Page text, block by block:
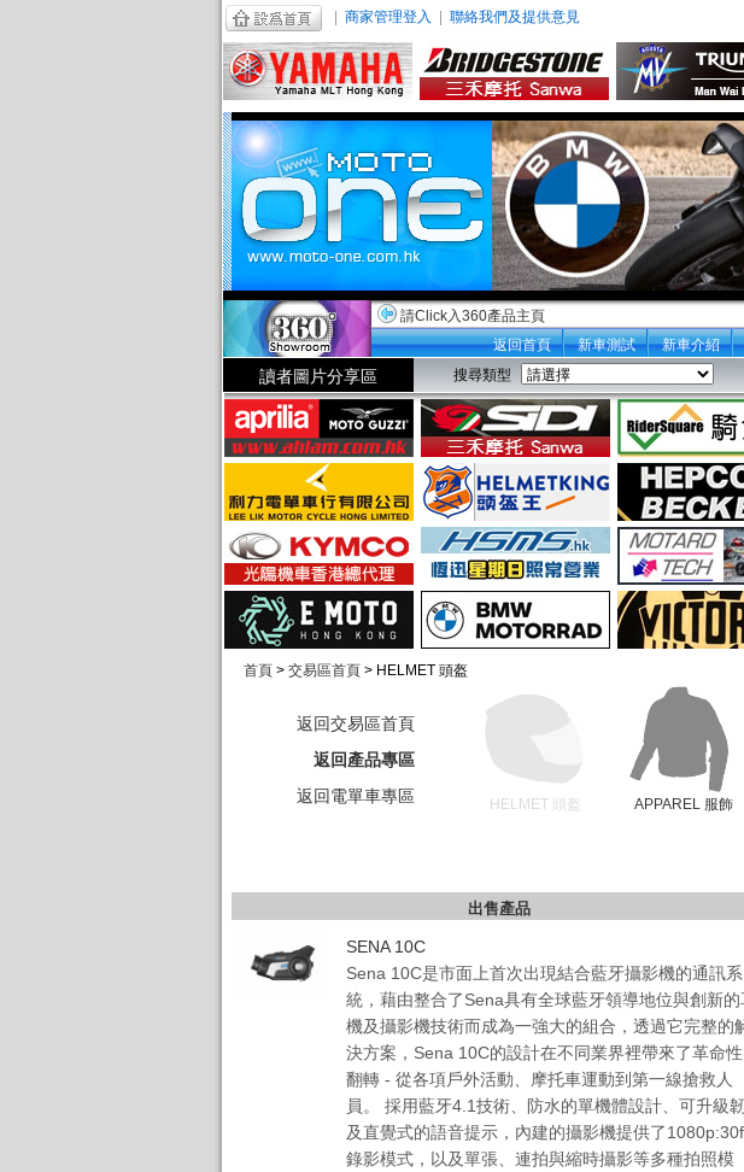
商家管理登入 聯絡我們及提供意見
請Click入360產品主頁
返回首頁
新車測試 新車介紹
讀者圖片分享區 搜尋類型
首頁 > 交易區首頁 > HELMET 頭盔
返回交易區首頁
返回產品專區
返回電單車專區
HELMET 頭盔 APPAREL 服飾
出售產品
SENA 10C
Sena 10C是市面上首次出現結合藍牙攝影機的通訊系
統，藉由整合了Sena具有全球藍牙領導地位與創新的
機及攝影機技術而成為一強大的組合，透過它完整的
決方案，Sena 10C的設計在不同業界裡帶來了革命
翻轉 - 從各項戶外活動、摩托車運動到第一線搶救人
員。 採用藍牙4.1技術、防水的單機體設計、可升級
及直覺式的語音提示，內建的攝影機提供了
錄影模式，以及單張、連拍與縮時攝影等多種拍照模